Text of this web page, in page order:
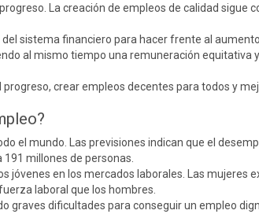
La creación de empleos de calidad sigue
sistema financiero para hacer frente al
al mismo tiempo una remuneración equitativa
crear empleos decentes para todos y
el mundo. Las previsiones indican que el
millones de personas.
jóvenes en los mercados laborales. Las mujeres
laboral que los hombres.
graves dificultades para conseguir un empleo